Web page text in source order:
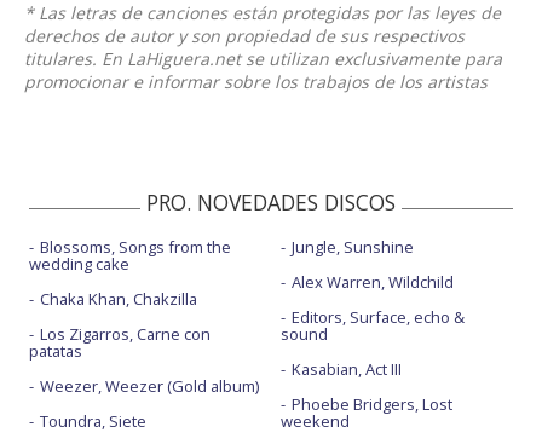
* Las letras de canciones están protegidas por las leyes de
derechos de autor y son propiedad de sus respectivos
titulares. En LaHiguera.net se utilizan exclusivamente para
promocionar e informar sobre los trabajos de los artistas
PRO. NOVEDADES DISCOS
Blossoms, Songs from the
wedding cake
Chaka Khan, Chakzilla
Los Zigarros, Carne con
patatas
Weezer, Weezer (Gold album)
Toundra, Siete
Jungle, Sunshine
Alex Warren, Wildchild
Editors, Surface, echo &
sound
Kasabian, Act III
Phoebe Bridgers, Lost
weekend